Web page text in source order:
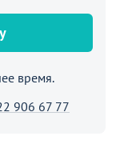
время.
906 67 77